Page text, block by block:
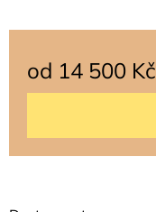
od 14 500 Kč